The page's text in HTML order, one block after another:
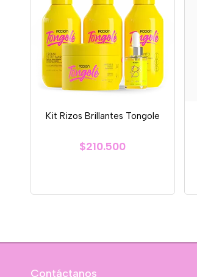
Kit Rizos Brillantes Tongole
$210.500
Contáctanos